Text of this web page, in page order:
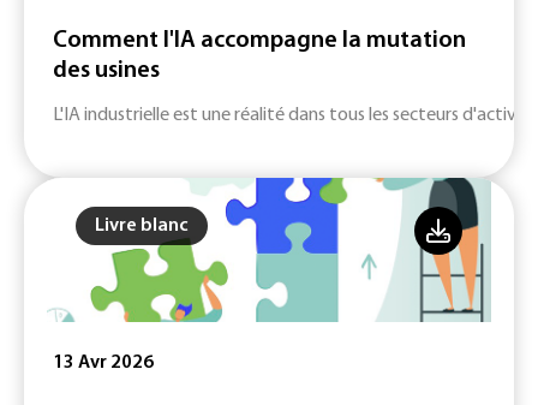
Comment l'IA accompagne la mutation
des usines
L'IA industrielle est une réalité dans tous les secteurs
Livre blanc
13 Avr 2026